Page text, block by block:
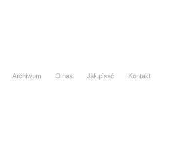
Archiwum O nas Jak pisać Kontakt